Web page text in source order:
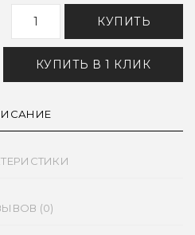
КУПИТЬ
КУПИТЬ В 1 КЛИК
(0)